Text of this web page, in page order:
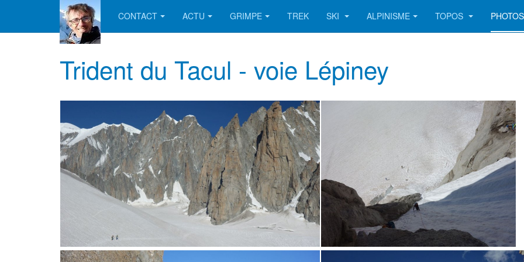
CONTACT ACTU GRIMPE TREK SKI ALPINISME TOPOS
Trident du Tacul - voie Lépiney